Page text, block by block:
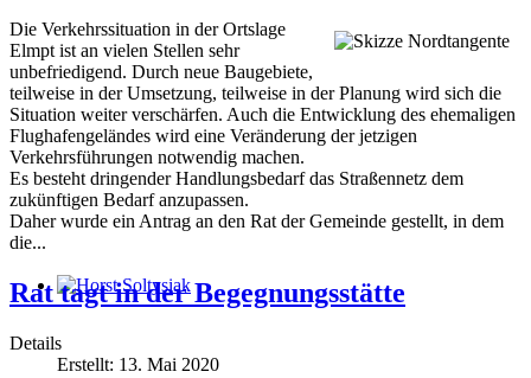
Horst Soltysiak
Die Verkehrssituation in der Ortslage
Elmpt ist an vielen Stellen sehr
unbefriedigend. Durch neue Baugebiete,
teilweise in der Umsetzung, teilweise in der Planung wird sich die
Situation weiter verschärfen. Auch die Entwicklung des ehemaligen
Flughafengeländes wird eine Veränderung der jetzigen
Verkehrsführungen notwendig machen.
Es besteht dringender Handlungsbedarf das Straßennetz dem
zukünftigen Bedarf anzupassen.
Daher wurde ein Antrag an den Rat der Gemeinde gestellt, in dem
die...
Rat tagt in der Begegnungsstätte
Details
Erstellt: 13. Mai 2020